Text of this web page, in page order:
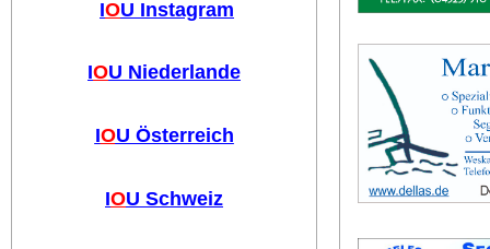
IOU Instagram
IOU Niederlande
IOU Österreich
IOU Schweiz